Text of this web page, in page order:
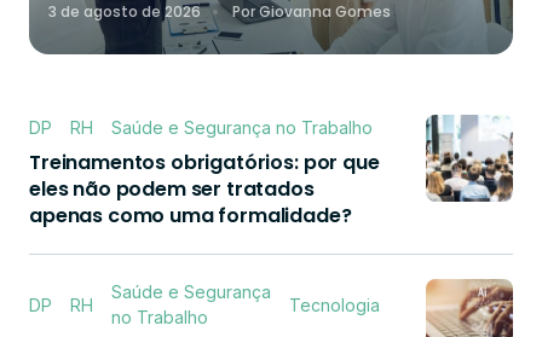
3 de agosto de 2026 PorGiovanna Gomes
DP RH Saúde e Segurança no Trabalho
Treinamentos obrigatórios: por que
eles não podem ser tratados
apenas como uma formalidade?
DP RH
Saúde e Segurança
no Trabalho
Tecnologia